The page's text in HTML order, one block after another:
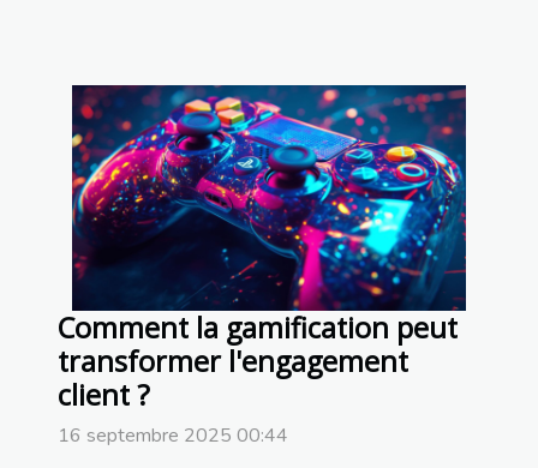
Comment la gamification peut
transformer l'engagement
client ?
16 septembre 2025 00:44